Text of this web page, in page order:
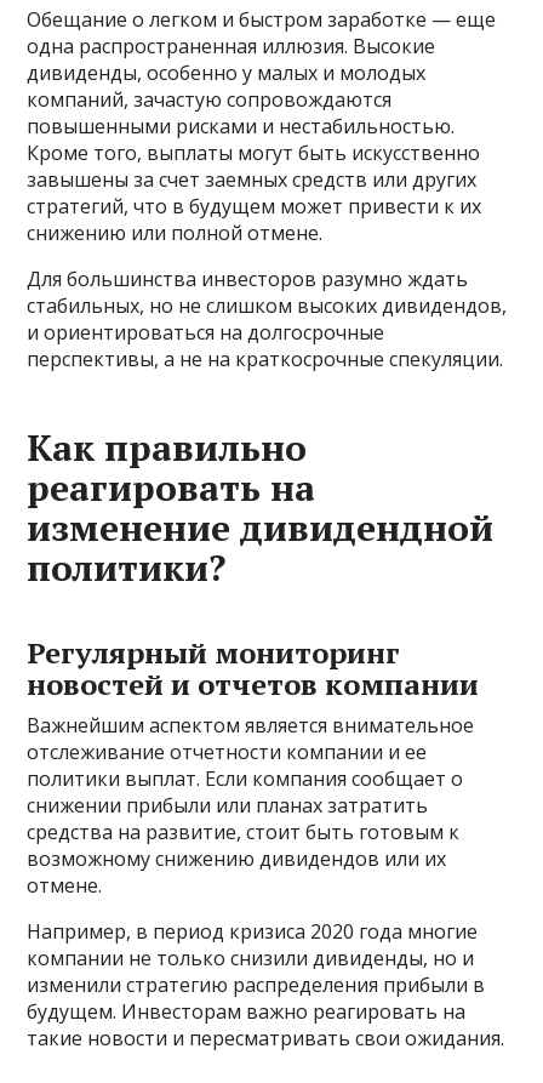
Обещание о легком и быстром заработке — еще
одна распространенная иллюзия. Высокие
дивиденды, особенно у малых и молодых
компаний, зачастую сопровождаются
повышенными рисками и нестабильностью.
Кроме того, выплаты могут быть искусственно
завышены за счет заемных средств или других
стратегий, что в будущем может привести к их
снижению или полной отмене.
Для большинства инвесторов разумно ждать
стабильных, но не слишком высоких дивидендов,
и ориентироваться на долгосрочные
перспективы, а не на краткосрочные спекуляции.
Как правильно
реагировать на
изменение дивидендной
политики?
Регулярный мониторинг
новостей и отчетов компании
Важнейшим аспектом является внимательное
отслеживание отчетности компании и ее
политики выплат. Если компания сообщает о
снижении прибыли или планах затратить
средства на развитие, стоит быть готовым к
возможному снижению дивидендов или их
отмене.
Например, в период кризиса 2020 года многие
компании не только снизили дивиденды, но и
изменили стратегию распределения прибыли в
будущем. Инвесторам важно реагировать на
такие новости и пересматривать свои ожидания.